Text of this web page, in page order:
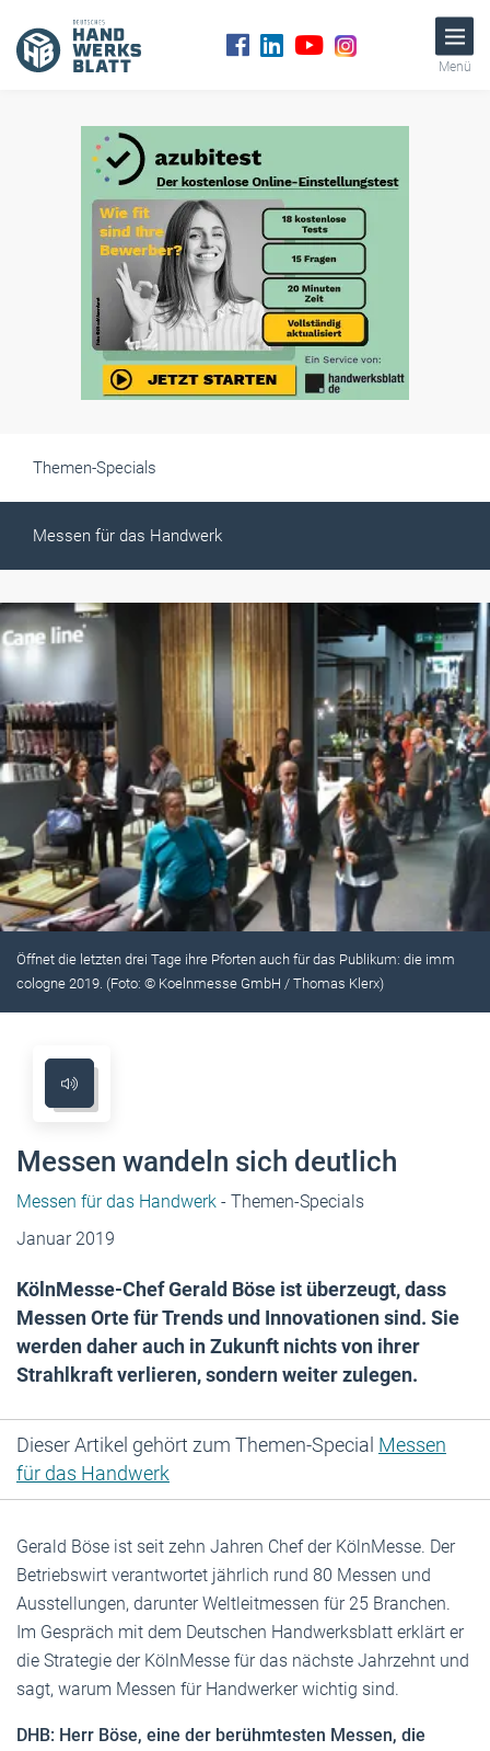
Menü
Themen-Specials
Messen für das Handwerk
Öffnet die letzten drei Tage ihre Pforten auch für das Publikum: die imm
cologne 2019. (Foto: © Koelnmesse GmbH / Thomas Klerx)
Messen wandeln sich deutlich
Messen für das Handwerk - Themen-Specials
Januar 2019
KölnMesse-Chef Gerald Böse ist überzeugt, dass
Messen Orte für Trends und Innovationen sind. Sie
werden daher auch in Zukunft nichts von ihrer
Strahlkraft verlieren, sondern weiter zulegen.
Dieser Artikel gehört zum Themen-Special Messen
für das Handwerk
Gerald Böse ist seit zehn Jahren Chef der KölnMesse. Der
Betriebswirt verantwortet jährlich rund 80 Messen und
Ausstellungen, darunter Weltleitmessen für 25 Branchen.
Im Gespräch mit dem Deutschen Handwerksblatt erklärt er
die Strategie der KölnMesse für das nächste Jahrzehnt und
sagt, warum Messen für Handwerker wichtig sind.
DHB: Herr Böse, eine der berühmtesten Messen, die